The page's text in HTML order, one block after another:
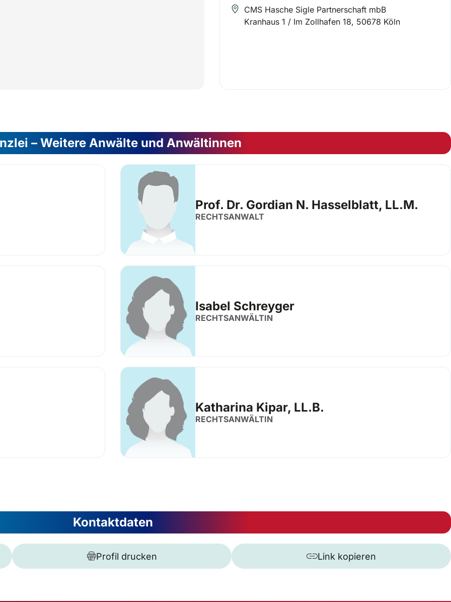
CMS Hasche Sigle Partnerschaft mbB
Kranhaus 1 / Im Zollhafen 18, 50678 Köln
– Weitere Anwälte und Anwältinnen
Prof. Dr. Gordian N. Hasselblatt, LL.M.
RECHTSANWALT
Isabel Schreyger
RECHTSANWÄLTIN
Katharina Kipar, LL.B.
RECHTSANWÄLTIN
Kontaktdaten
Profil drucken Link kopieren